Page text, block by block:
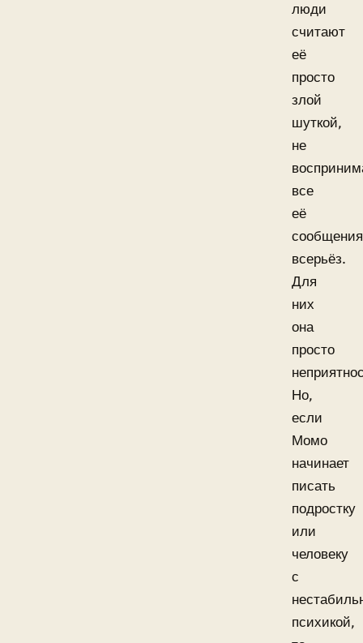
люди
считают
её
просто
злой
шуткой,
не
все
её
сообщения
всерьёз.
Для
них
она
просто
Но,
если
Момо
начинает
писать
подростку
или
человеку
с
психикой,